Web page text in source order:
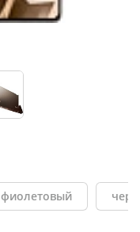
фиолетовый